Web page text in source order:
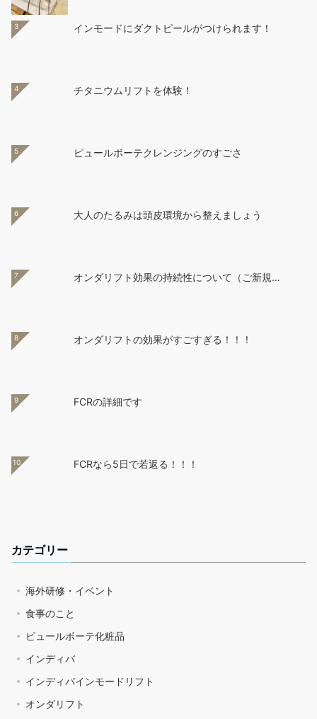
3 インモードにダクトピールがつけられます！
4 チタニウムリフトを体験！
5 ピュールボーテクレンジングのすごさ
6 大人のたるみは頭皮環境から整えましょう
7 オンダリフト効果の持続性について（ご新規…
8 オンダリフトの効果がすごすぎる！！！
9 FCRの詳細です
10 FCRなら5日で若返る！！！
カテゴリー
海外研修・イベント
食事のこと
ピュールボーテ化粧品
インディバ
インディバインモードリフト
オンダリフト